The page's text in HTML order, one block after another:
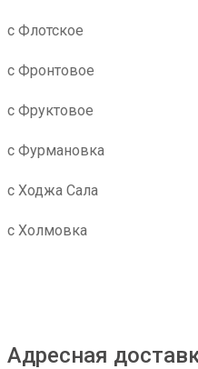
с Флотское
с Фронтовое
с Фруктовое
с Фурмановка
с Ходжа Сала
с Холмовка
Адресная